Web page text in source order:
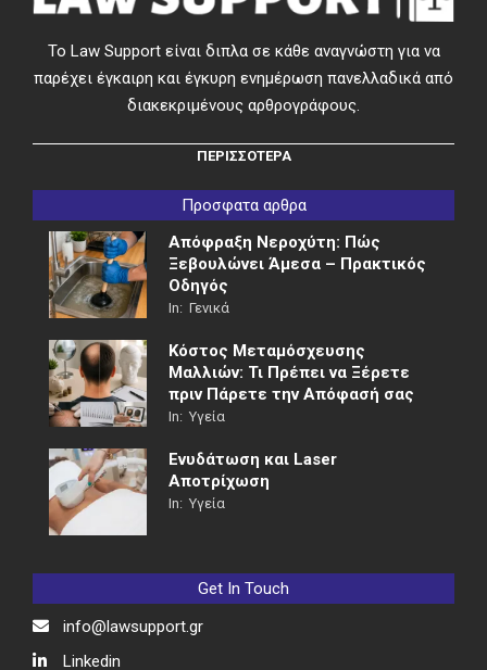
Το Law Support είναι διπλα σε κάθε αναγνώστη για να
παρέχει έγκαιρη και έγκυρη ενημέρωση πανελλαδικά από
διακεκριμένους αρθρογράφους.
ΠΕΡΙΣΣΟΤΕΡΑ
Προσφατα αρθρα
Απόφραξη Νεροχύτη: Πώς
Ξεβουλώνει Άμεσα – Πρακτικός
Οδηγός
In: Γενικά
Κόστος Μεταμόσχευσης
Μαλλιών: Τι Πρέπει να Ξέρετε
πριν Πάρετε την Απόφασή σας
In: Υγεία
Ενυδάτωση και Laser
Αποτρίχωση
In: Υγεία
Get In Touch
info@lawsupport.gr
Linkedin